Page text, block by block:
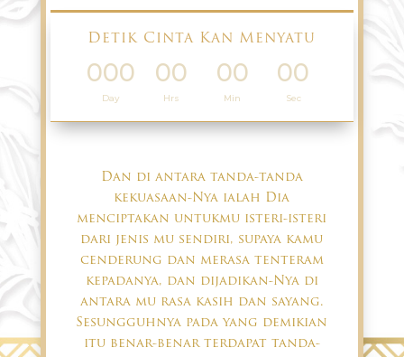
Detik Cinta Kan Menyatu
000
Day
00
Hrs
00
Min
00
Sec
Dan di antara tanda-tanda
kekuasaan-Nya ialah Dia
menciptakan untukmu isteri-isteri
dari jenis mu sendiri, supaya kamu
cenderung dan merasa tenteram
kepadanya, dan dijadikan-Nya di
antara mu rasa kasih dan sayang.
Sesungguhnya pada yang demikian
itu benar-benar terdapat tanda-